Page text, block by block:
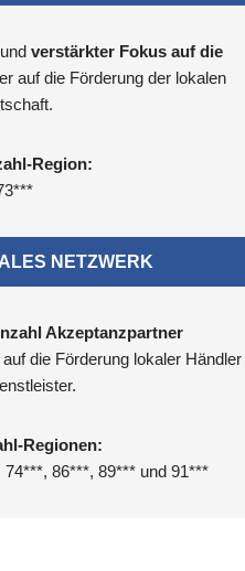
verstärkter Fokus auf die
auf die Förderung der lokalen
Region:
NETZWERK
Akzeptanzpartner
die Förderung lokaler Händler
Regionen:
86***, 89*** und 91***